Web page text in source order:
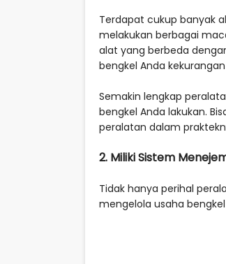
Terdapat cukup banyak
melakukan berbagai
alat yang berbeda
bengkel Anda
Semakin lengkap
bengkel Anda lakukan.
peralatan dalam
2. Miliki Sistem
Tidak hanya perihal
mengelola usaha